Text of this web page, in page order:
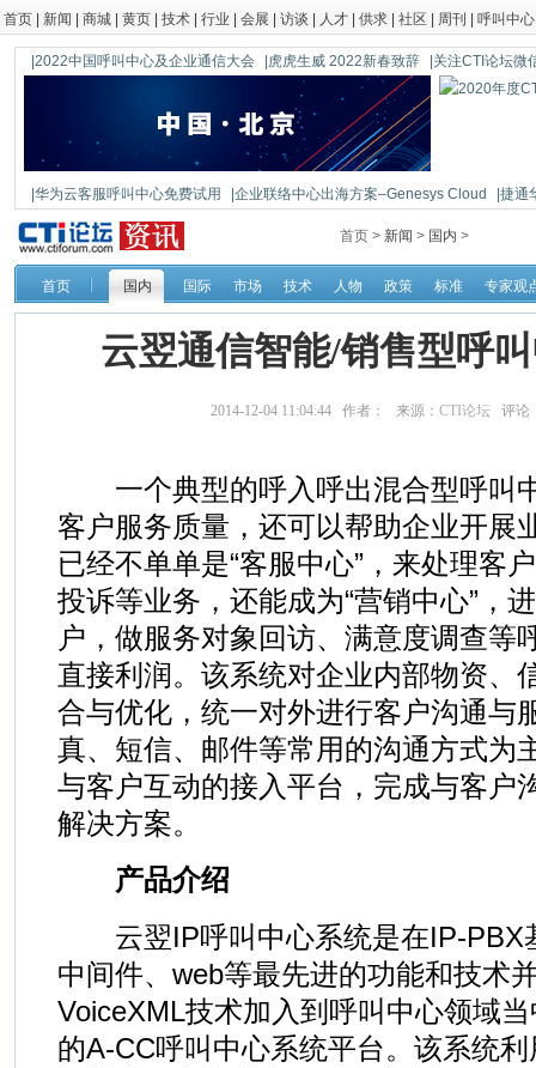
首页 新闻 商城 黄页 技术 行业 会展 访谈 人才 供求 社区 周刊 呼叫中心
|2022中国呼叫中心及企业通信大会 |虎虎生威 2022新春致辞 |关注CTI论坛微
|华为云客服呼叫中心免费试用 |企业联络中心出海方案–Genesys Cloud
|捷通
|鼎信通达新一代语音网关DAG1000-4S
首页 > 新闻 > 国内 >
首页 国内 国际 市场 技术 人物 政策 标准 专家观
云翌通信智能/销售型呼
2014-12-04 11:04:44 作者： 来源： CTI论坛 评论
一个典型的呼入呼出混合型呼叫
客户服务质量，还可以帮助企业开展
已经不单单是“客服中心”，来处理客
投诉等业务，还能成为“营销中心”，
户，做服务对象回访、满意度调查等
直接利润。该系统对企业内部物资、
合与优化，统一对外进行客户沟通与
真、短信、邮件等常用的沟通方式为
与客户互动的接入平台，完成与客户
解决方案。
产品介绍
云翌IP呼叫中心系统是在IP-PBX
中间件、web等最先进的功能和技术
VoiceXML技术加入到呼叫中心领域
的A-CC呼叫中心系统平台。该系统